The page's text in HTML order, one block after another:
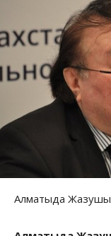
Алматыда